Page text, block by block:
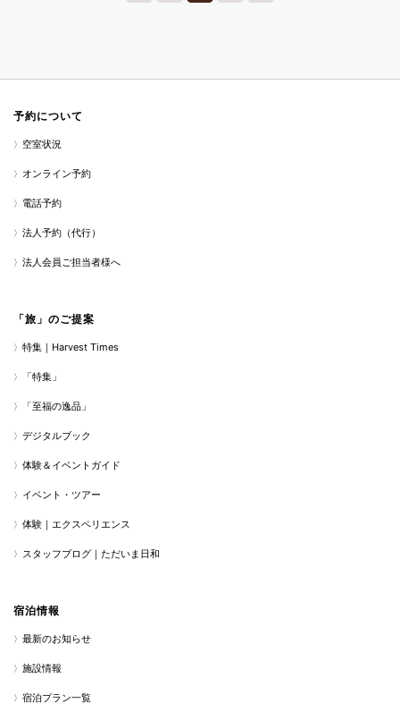
予約について
空室状況
オンライン予約
電話予約
法人予約（代行）
法人会員ご担当者様へ
「旅」のご提案
特集｜Harvest Times
「特集」
「至福の逸品」
デジタルブック
体験＆イベントガイド
イベント・ツアー
体験｜エクスペリエンス
スタッフブログ｜ただいま日和
宿泊情報
最新のお知らせ
施設情報
宿泊プラン一覧